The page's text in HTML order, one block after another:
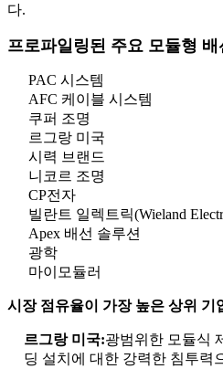
다.
프로파일링된 주요 모듈형
PAC 시스템
AFC 케이블 시스템
쿠퍼 조명
르그랑 미국
시력 브랜드
니코르 조명
CP전자
빌란트 일렉트릭(Wieland
Apex 배선 솔루션
광학
마이모듈러
시장 점유율이 가장 높은 상위 기
르그랑 미국:광범위한 모듈식
딩 설치에 대한 강력한 침투력